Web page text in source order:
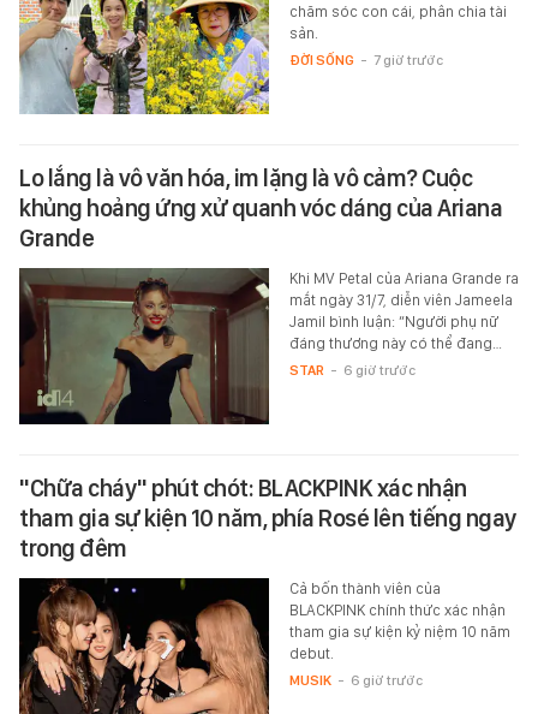
chăm sóc con cái, phân chia tài
sản.
ĐỜI SỐNG - 7 giờ trước
Lo lắng là vô văn hóa, im lặng là vô cảm? Cuộc
khủng hoảng ứng xử quanh vóc dáng của Ariana
Grande
Khi MV Petal của Ariana Grande ra
mắt ngày 31/7, diễn viên Jameela
Jamil bình luận: “Người phụ nữ
đáng thương này có thể đang…
STAR - 6 giờ trước
"Chữa cháy" phút chót: BLACKPINK xác nhận
tham gia sự kiện 10 năm, phía Rosé lên tiếng ngay
trong đêm
Cả bốn thành viên của
BLACKPINK chính thức xác nhận
tham gia sự kiện kỷ niệm 10 năm
debut.
MUSIK - 6 giờ trước